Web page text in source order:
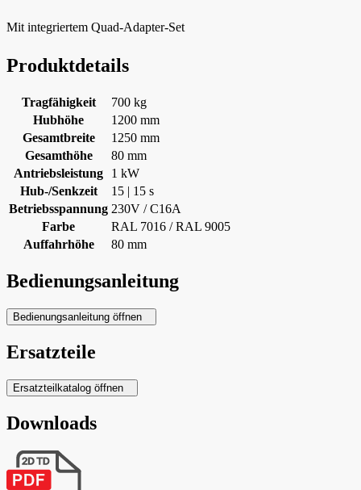
Mit integriertem Quad-Adapter-Set
Produktdetails
Tragfähigkeit
700 kg
Hubhöhe
1200 mm
Gesamtbreite
1250 mm
Gesamthöhe
80 mm
Antriebsleistung
1 kW
Hub-/Senkzeit
15 | 15 s
Betriebsspannung 230V / C16A
Farbe
RAL 7016 / RAL 9005
Auffahrhöhe
80 mm
Bedienungsanleitung
Bedienungsanleitung öffnen
Ersatzteile
Ersatzteilkatalog öffnen
Downloads